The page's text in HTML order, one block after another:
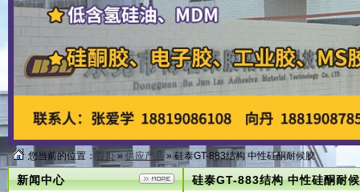
您当前的位置： 首页» 供应产品 » 硅泰GT-883结构 中性硅酮耐候胶
新闻中心 硅泰GT-883结构 中性硅酮耐